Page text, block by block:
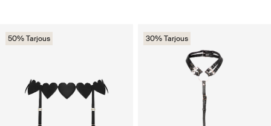
50% Tarjous 30% Tarjous